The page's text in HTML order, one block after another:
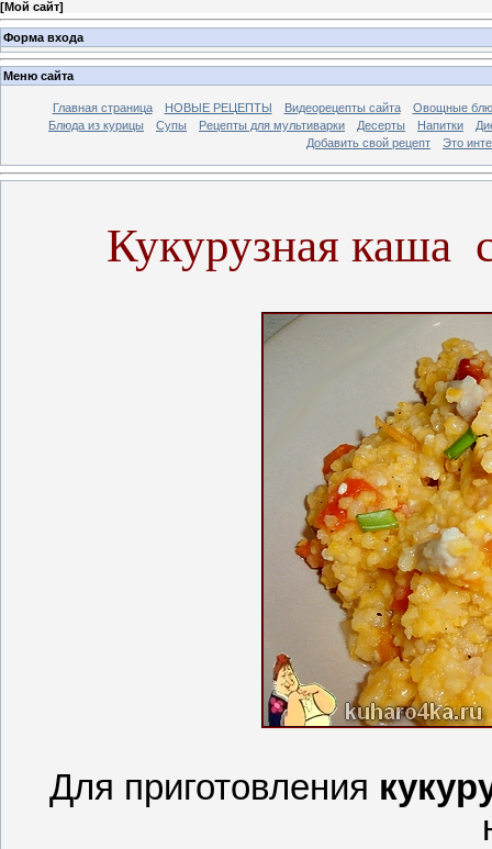
[Мой сайт]
Форма входа
Меню сайта
Главная страница НОВЫЕ РЕЦЕПТЫ Видеорецепты сайта
Овощные
Блюда из курицы
Супы Рецепты для мультиварки Десерты Напитки
Добавить свой рецепт
Это
Кукурузная каша
Для приготовления